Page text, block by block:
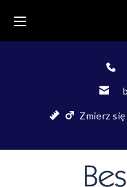
Zmierz się